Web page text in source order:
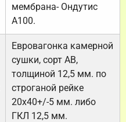
мембрана- Ондутис
А100.
Евровагонка камерной
сушки, сорт АВ,
толщиной 12,5 мм. по
строганой рейке
20х40+/-5 мм. либо
ГКЛ 12,5 мм.